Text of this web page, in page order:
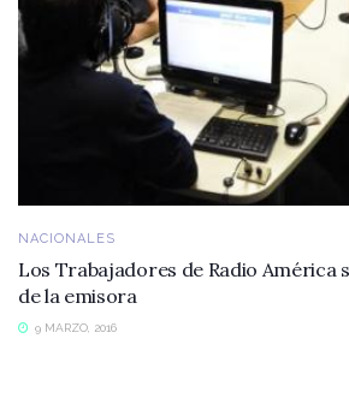
NACIONALES
Los Trabajadores de Radio América
de la emisora
9 MARZO, 2016